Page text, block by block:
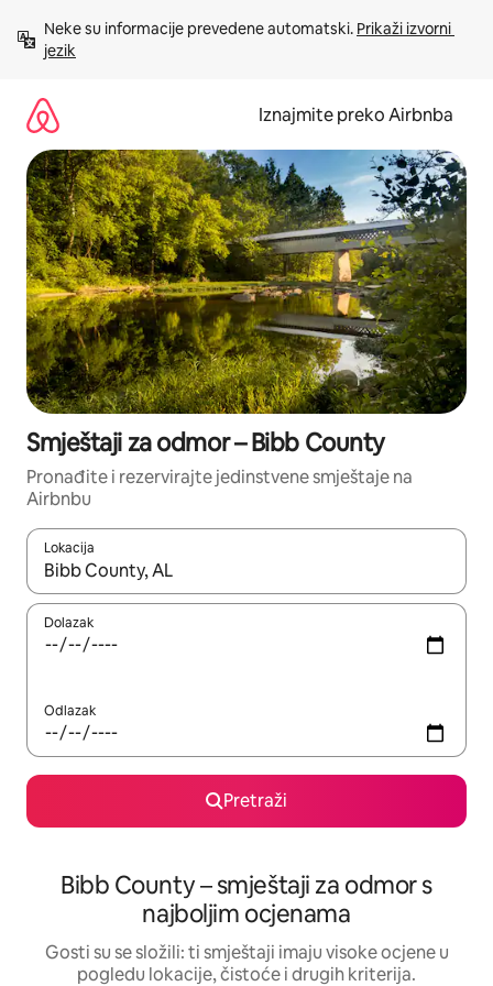
sadržaj
Neke su informacije prevedene automatski. Prikaži izvorni
jezik
Iznajmite preko Airbnba
Smještaji za odmor – Bibb County
Pronađite i rezervirajte jedinstvene smještaje na
Airbnbu
Lokacija
Kada budu dostupni rezultati, moći ćete ih pregledati
Dolazak
Odlazak
Pretraži
Bibb County – smještaji za odmor s
najboljim ocjenama
Gosti su se složili: ti smještaji imaju visoke ocjene u
pogledu lokacije, čistoće i drugih kriterija.